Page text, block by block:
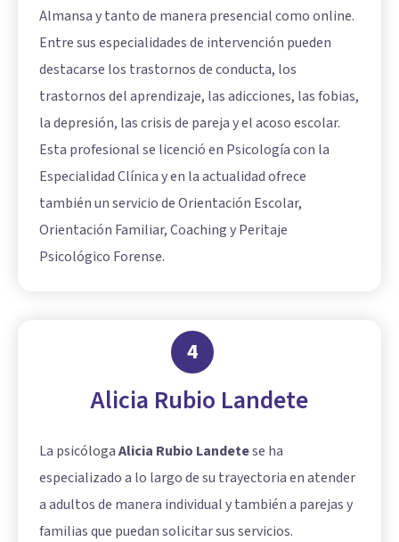
Almansa y tanto de manera presencial como online.
Entre sus especialidades de intervención pueden
destacarse los trastornos de conducta, los
trastornos del aprendizaje, las adicciones, las fobias,
la depresión, las crisis de pareja y el acoso escolar.
Esta profesional se licenció en Psicología con la
Especialidad Clínica y en la actualidad ofrece
también un servicio de Orientación Escolar,
Orientación Familiar, Coaching y Peritaje
Psicológico Forense.
4
Alicia Rubio Landete
La psicólogaAlicia Rubio Landetese ha
especializado a lo largo de su trayectoria en atender
a adultos de manera individual y también a parejas y
familias que puedan solicitar sus servicios.